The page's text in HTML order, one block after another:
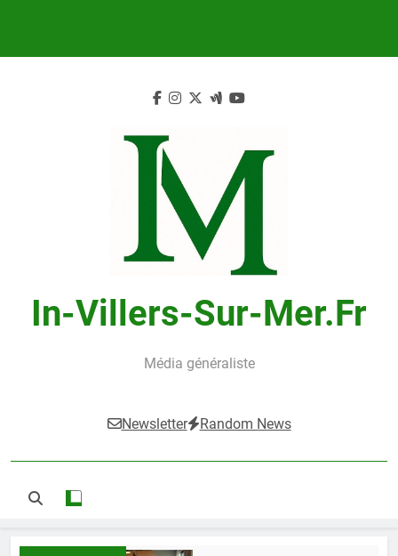
In-Villers-Sur-Mer.fr
Média généraliste
Newsletter Random News